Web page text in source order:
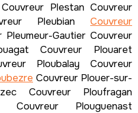
Plestan Couvreur
Pleubian Couvreur
Pleumeur-Gautier Couvreur
Couvreur Plouaret
Ploubalay Couvreur
Couvreur Plouer-sur-
Couvreur Ploufragan
Couvreur Plouguenast